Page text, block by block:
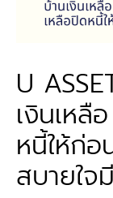
U
เงินเหลื
หนี้ให้ก่
สบายใจ